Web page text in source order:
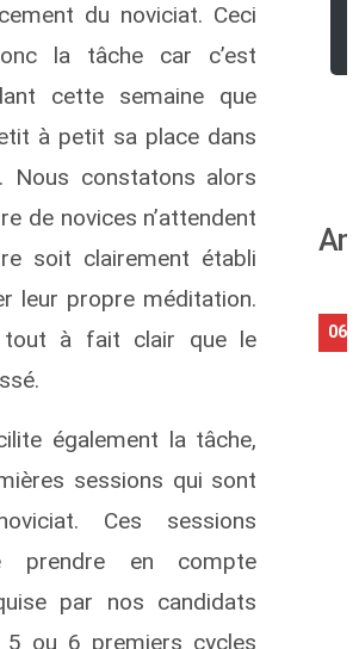
du noviciat. Ceci
la tâche car c’est
cette semaine que
à petit sa place dans
Nous constatons alors
de novices n’attendent
soit clairement établi
leur propre méditation.
tout à fait clair que le
également la tâche,
sessions qui sont
Ces sessions
prendre en compte
par nos candidats
5 ou 6 premiers cycles
06/